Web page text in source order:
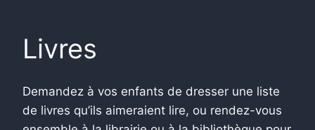
Livres
Demandez à vos enfants de dresser une liste
de livres qu’ils aimeraient lire, ou rendez-vous